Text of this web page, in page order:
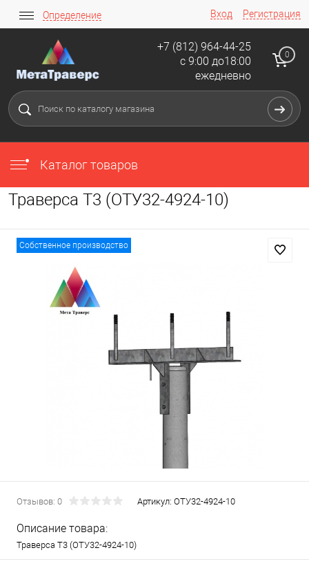
Вход Регистрация
Определение
+7 (812) 964-44-25
с 9:00 до18:00
ежедневно
0
Каталог товаров
Траверса Т3 (ОТУ32-4924-10)
Собственное производство
Отзывов: 0 Артикул: ОТУ32-4924-10
Описание товара:
Траверса Т3 (ОТУ32-4924-10)